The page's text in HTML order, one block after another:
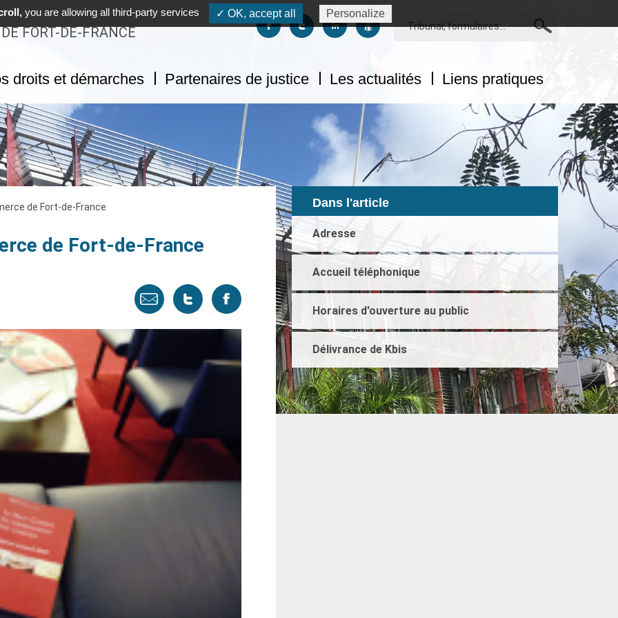
FORT-DE-FRANCE Suivez-nous sur facebook
Suivez-nous sur twitter
Suivez-nous sur linkedin
Suivez-nous sur dailymotion
droits et démarches Partenaires de justice Les actualités Liens pratiques
de Fort-de-France
de Fort-de-France
Envoyer Tweeter Partager
Dans l'article
Adresse
Accueil téléphonique
Horaires d'ouverture au public
Délivrance de Kbis
you are allowing all third-party services ✓ OK, accept all Personalize